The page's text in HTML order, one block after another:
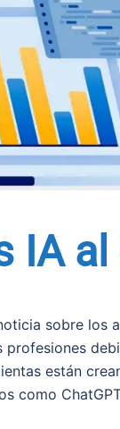
IA al
sobre los
están
como